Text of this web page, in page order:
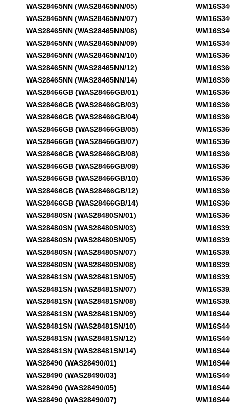
WAS28465NN (WAS28465NN/05)
WAS28465NN (WAS28465NN/07)
WAS28465NN (WAS28465NN/08)
WAS28465NN (WAS28465NN/09)
WAS28465NN (WAS28465NN/10)
WAS28465NN (WAS28465NN/12)
WAS28465NN (WAS28465NN/14)
WAS28466GB (WAS28466GB/01)
WAS28466GB (WAS28466GB/03)
WAS28466GB (WAS28466GB/04)
WAS28466GB (WAS28466GB/05)
WAS28466GB (WAS28466GB/07)
WAS28466GB (WAS28466GB/08)
WAS28466GB (WAS28466GB/09)
WAS28466GB (WAS28466GB/10)
WAS28466GB (WAS28466GB/12)
WAS28466GB (WAS28466GB/14)
WAS28480SN (WAS28480SN/01)
WAS28480SN (WAS28480SN/03)
WAS28480SN (WAS28480SN/05)
WAS28480SN (WAS28480SN/07)
WAS28480SN (WAS28480SN/08)
WAS28481SN (WAS28481SN/05)
WAS28481SN (WAS28481SN/07)
WAS28481SN (WAS28481SN/08)
WAS28481SN (WAS28481SN/09)
WAS28481SN (WAS28481SN/10)
WAS28481SN (WAS28481SN/12)
WAS28481SN (WAS28481SN/14)
WAS28490 (WAS28490/01)
WAS28490 (WAS28490/03)
WAS28490 (WAS28490/05)
WAS28490 (WAS28490/07)